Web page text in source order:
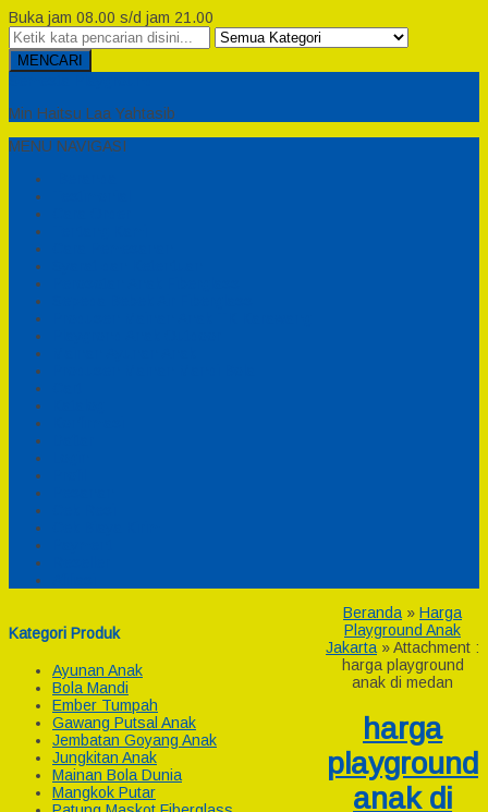
Buka jam 08.00 s/d jam 21.00
MENCARI
Min Haitsu Laa Yahtasib
MENU NAVIGASI
Kategori Produk
Ayunan Anak
Bola Mandi
Ember Tumpah
Gawang Putsal Anak
Jembatan Goyang Anak
Jungkitan Anak
Mainan Bola Dunia
Mangkok Putar
Beranda » Harga
Playground Anak
Jakarta » Attachment :
harga playground
anak di medan
harga
playground
anak di